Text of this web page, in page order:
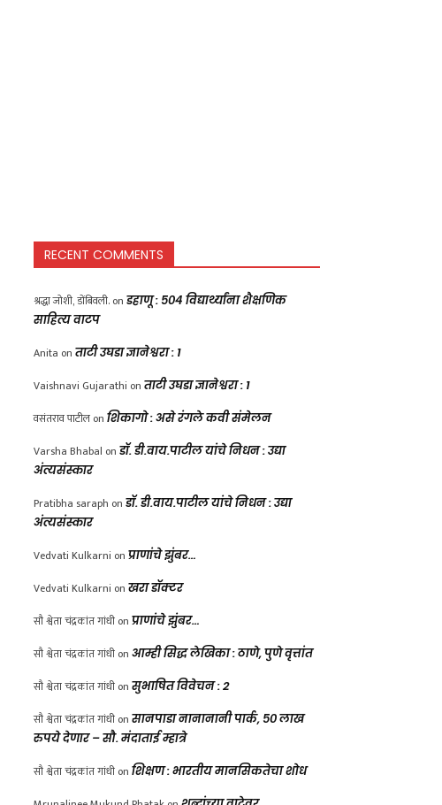
RECENT COMMENTS
श्रद्धा जोशी, डोंबिवली. on डहाणू : ५०४ विद्यार्थ्यांना शैक्षणिक
साहित्य वाटप
Anita on ताटी उघडा ज्ञानेश्वरा : 1
Vaishnavi Gujarathi on ताटी उघडा ज्ञानेश्वरा : 1
वसंतराव पाटील on शिकागो : असे रंगले कवी संमेलन
Varsha Bhabal on डॉ. डी.वाय.पाटील यांचे निधन : उद्या
अंत्यसंस्कार
Pratibha saraph on डॉ. डी.वाय.पाटील यांचे निधन : उद्या
अंत्यसंस्कार
Vedvati Kulkarni on प्राणांचे झुंबर…
Vedvati Kulkarni on खरा डॉक्टर
सौ श्वेता चंद्रकांत गांधी on प्राणांचे झुंबर…
सौ श्वेता चंद्रकांत गांधी on आम्ही सिद्ध लेखिका : ठाणे, पुणे वृत्तांत
सौ श्वेता चंद्रकांत गांधी on सुभाषित विवेचन : 2
सौ श्वेता चंद्रकांत गांधी on सानपाडा नानानानी पार्क, ५० लाख
रुपये देणार – सौ. मंदाताई म्हात्रे
सौ श्वेता चंद्रकांत गांधी on शिक्षण : भारतीय मानसिकतेचा शोध